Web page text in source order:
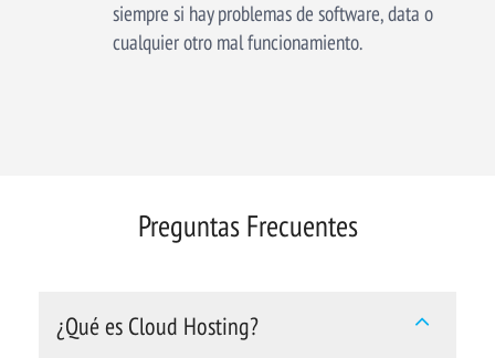
siempre si hay problemas de software, data o
cualquier otro mal funcionamiento.
Preguntas Frecuentes
¿Qué es Cloud Hosting?